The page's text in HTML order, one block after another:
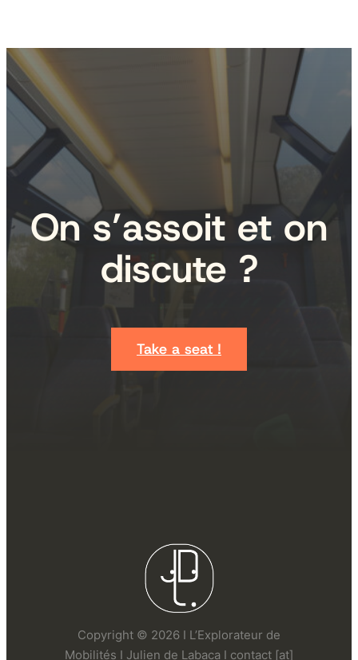
On s’assoit et on
discute ?
Take a seat !
Copyright © 2026 I L’Explorateur de
Mobilités I Julien de Labaca I contact [at]